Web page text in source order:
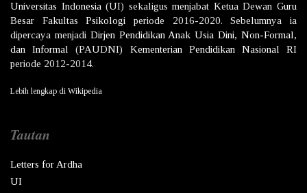
Universitas Indonesia(UI) sekaligus menjabat Ketua DewanGuru
Besar FakultasPsikologi periode 2016-2020. Sebelumnya ia
dipercaya menjadi Dirjen Pendidikan Anak Usia Dini, Non-Formal,
dan Informal (PAUDNI) Kementerian Pendidikan Nasional
RI
periode 2012-2014.
Lebih lengkap di Wikipedia
Tautan
Letters for Ardha
UI